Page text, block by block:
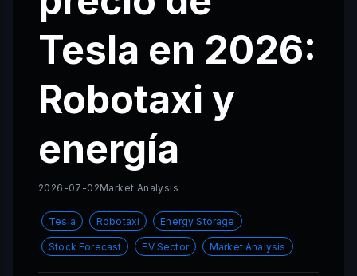
Tesla en 2026:
Robotaxi y
energía
2026-07-02Market Analysis
Tesla Robotaxi Energy Storage
Stock Forecast EV Sector Market Analysis